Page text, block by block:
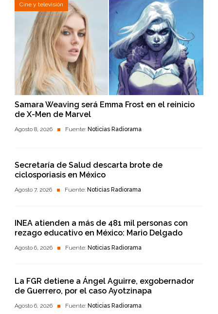
Cine y televisión
Samara Weaving será Emma Frost en el reinicio
de X-Men de Marvel
Agosto 8, 2026 Fuente: Noticias Radiorama
Secretaría de Salud descarta brote de
ciclosporiasis en México
Agosto 7, 2026 Fuente: Noticias Radiorama
INEA atienden a más de 481 mil personas con
rezago educativo en México: Mario Delgado
Agosto 6, 2026 Fuente: Noticias Radiorama
La FGR detiene a Ángel Aguirre, exgobernador
de Guerrero, por el caso Ayotzinapa
Agosto 6, 2026 Fuente: Noticias Radiorama